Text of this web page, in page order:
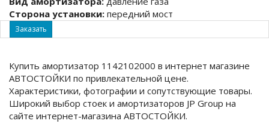
Сторона установки: передний мост
Заказать
Купить амортизатор 1142102000 в интернет магазине
АВТОСТОЙКИ по привлекательной цене.
Характеристики, фотографии и сопутствующие товары.
Широкий выбор стоек и амортизаторов JP Group на
сайте интернет-магазина АВТОСТОЙКИ.